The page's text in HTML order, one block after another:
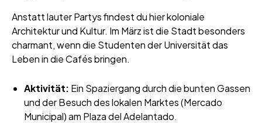
Anstatt lauter Partys findest du hier koloniale
Architektur und Kultur. Im März ist die Stadt besonders
charmant, wenn die Studenten der Universität das
Leben in die Cafés bringen.
Aktivität: Ein Spaziergang durch die bunten Gassen
und der Besuch des lokalen Marktes (Mercado
Municipal) am Plaza del Adelantado.